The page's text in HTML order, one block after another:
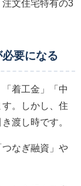
文住宅特有の3
要になる
着工金」「中
。しかし、住
渡し時です。
つなぎ融資」や